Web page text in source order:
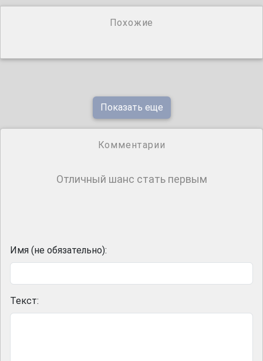
Похожие
Показать еще
Комментарии
Отличный шанс стать первым
Имя (не обязательно):
Текст: